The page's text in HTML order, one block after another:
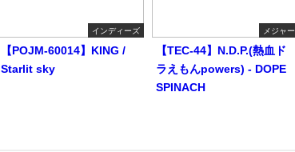
インディーズ
【POJM-60014】KING /
Starlit sky
メジャー
【TEC-44】N.D.P.(熱血ド
ラえもんpowers) - DOPE
SPINACH